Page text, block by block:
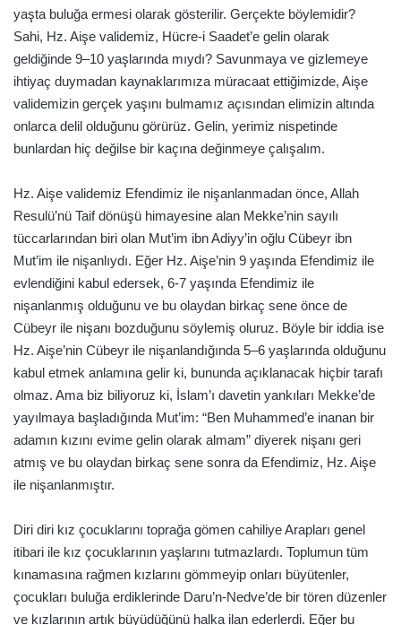
yaşta buluğa ermesi olarak gösterilir. Gerçekte böylemidir?
Sahi, Hz. Aişe validemiz, Hücre-i Saadet’e gelin olarak
geldiğinde 9–10 yaşlarında mıydı? Savunmaya ve gizlemeye
ihtiyaç duymadan kaynaklarımıza müracaat ettiğimizde, Aişe
validemizin gerçek yaşını bulmamız açısından elimizin altında
onlarca delil olduğunu görürüz. Gelin, yerimiz nispetinde
bunlardan hiç değilse bir kaçına değinmeye çalışalım.
Hz. Aişe validemiz Efendimiz ile nişanlanmadan önce, Allah
Resulü’nü Taif dönüşü himayesine alan Mekke’nin sayılı
tüccarlarından biri olan Mut’im ibn Adiyy’in oğlu Cübeyr ibn
Mut’im ile nişanlıydı. Eğer Hz. Aişe’nin 9 yaşında Efendimiz ile
evlendiğini kabul edersek, 6-7 yaşında Efendimiz ile
nişanlanmış olduğunu ve bu olaydan birkaç sene önce de
Cübeyr ile nişanı bozduğunu söylemiş oluruz. Böyle bir iddia ise
Hz. Aişe’nin Cübeyr ile nişanlandığında 5–6 yaşlarında olduğunu
kabul etmek anlamına gelir ki, bununda açıklanacak hiçbir tarafı
olmaz. Ama biz biliyoruz ki, İslam’ı davetin yankıları Mekke’de
yayılmaya başladığında Mut’im: “Ben Muhammed’e inanan bir
adamın kızını evime gelin olarak almam” diyerek nişanı geri
atmış ve bu olaydan birkaç sene sonra da Efendimiz, Hz. Aişe
ile nişanlanmıştır.
Diri diri kız çocuklarını toprağa gömen cahiliye Arapları genel
itibari ile kız çocuklarının yaşlarını tutmazlardı. Toplumun tüm
kınamasına rağmen kızlarını gömmeyip onları büyütenler,
çocukları buluğa erdiklerinde Daru’n-Nedve’de bir tören düzenler
ve kızlarının artık büyüdüğünü halka ilan ederlerdi. Eğer bu